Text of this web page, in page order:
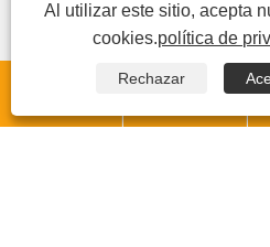
Al utilizar este sitio, acepta
cookies.política de
Rechazar